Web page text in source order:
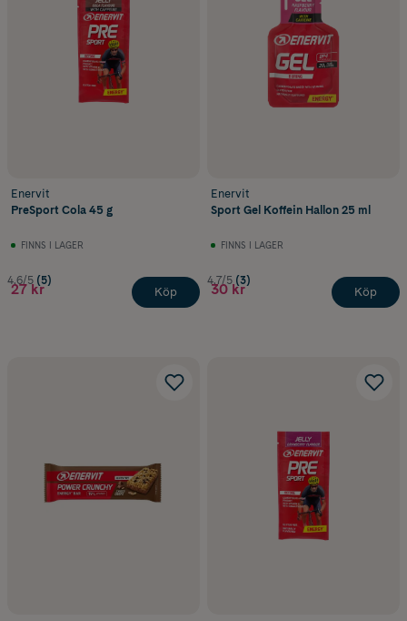
Enervit
PreSport Cola 45 g
FINNS I LAGER
4.6/5 (5)
27 kr Köp
Enervit
Sport Gel Koffein Hallon 25 ml
FINNS I LAGER
4.7/5 (3)
30 kr Köp